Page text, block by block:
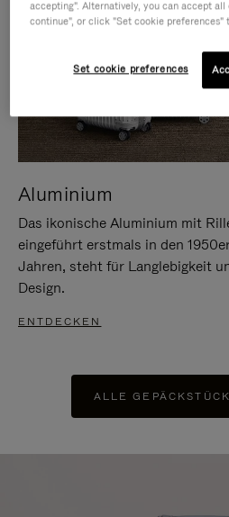
Aluminium
Das ikonische Aluminium mit
eingeführt erstmals in den
Jahren, steht für Langlebigkeit
Design.
ENTDECKEN
ALLE
accepting". Alternatively, you can accept
continue", or click "Set cookie preferences"
Set cookie preferences